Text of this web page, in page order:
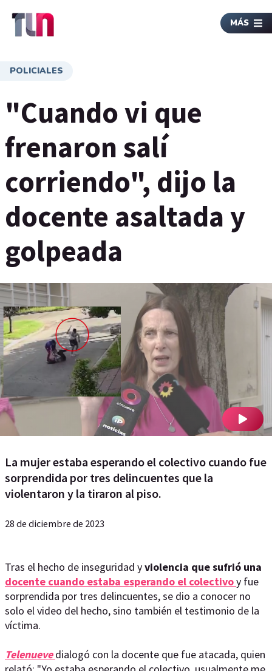
MÁS
POLICIALES
"Cuando vi que
frenaron salí
corriendo", dijo la
docente asaltada y
golpeada
La mujer estaba esperando el colectivo cuando fue
sorprendida por tres delincuentes que la
violentaron y la tiraron al piso.
28 de diciembre de 2023
Tras el hecho de inseguridad yviolencia que sufrió una
docente cuando estaba esperando el colectivoy fue
sorprendida por tres delincuentes, se dio a conocer no
solo el video del hecho, sino también el testimonio de la
víctima.
Telenuevedialogó con la docente que fue atacada, quien